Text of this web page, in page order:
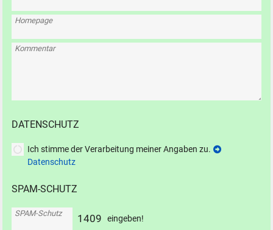
Homepage
Kommentar
DATENSCHUTZ
Ich stimme der Verarbeitung meiner Angaben zu.
Datenschutz
SPAM-SCHUTZ
SPAM-Schutz 1409 eingeben!